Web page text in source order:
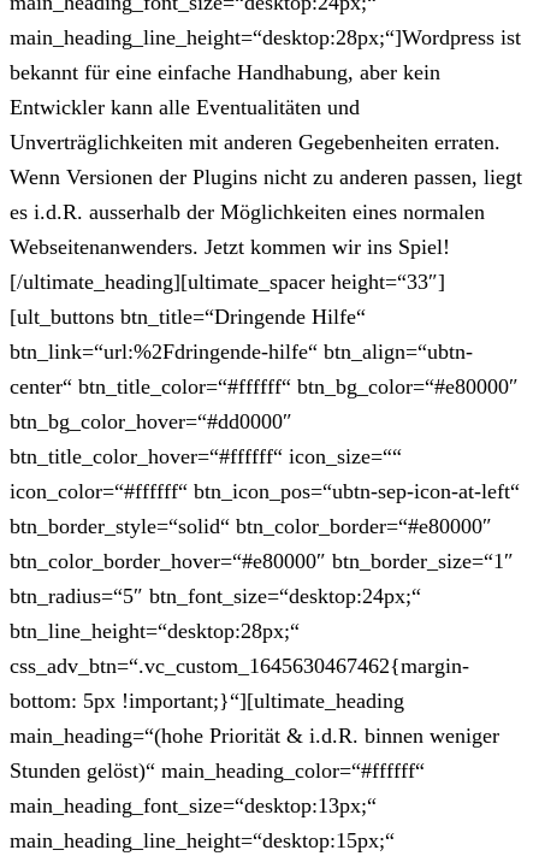
main_heading_line_height=“desktop:28px;“]Wordpress ist
bekannt für eine einfache Handhabung, aber kein
Entwickler kann alle Eventualitäten und
Unverträglichkeiten mit anderen Gegebenheiten erraten.
Wenn Versionen der Plugins nicht zu anderen passen, liegt
es i.d.R. ausserhalb der Möglichkeiten eines normalen
Webseitenanwenders. Jetzt kommen wir ins Spiel!
[/ultimate_heading][ultimate_spacer height=“33″]
[ult_buttons btn_title=“Dringende Hilfe“
btn_link=“url:%2Fdringende-hilfe“ btn_align=“ubtn-
center“ btn_title_color=“#ffffff“ btn_bg_color=“#e80000″
btn_bg_color_hover=“#dd0000″
btn_title_color_hover=“#ffffff“ icon_size=““
icon_color=“#ffffff“ btn_icon_pos=“ubtn-sep-icon-at-left“
btn_border_style=“solid“ btn_color_border=“#e80000″
btn_color_border_hover=“#e80000″ btn_border_size=“1″
btn_radius=“5″ btn_font_size=“desktop:24px;“
btn_line_height=“desktop:28px;“
css_adv_btn=“.vc_custom_1645630467462{margin-
bottom: 5px !important;}“][ultimate_heading
main_heading=“(hohe Priorität & i.d.R. binnen weniger
Stunden gelöst)“ main_heading_color=“#ffffff“
main_heading_font_size=“desktop:13px;“
main_heading_line_height=“desktop:15px;“